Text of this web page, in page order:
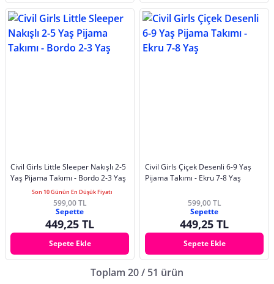
Civil Girls Little Sleeper Nakışlı 2-5
Yaş Pijama Takımı - Bordo 2-3 Yaş
Son 10 Günün En Düşük Fiyatı
599,00 TL
Sepette
449,25 TL
Sepete Ekle
Civil Girls Çiçek Desenli 6-9 Yaş
Pijama Takımı - Ekru 7-8 Yaş
599,00 TL
Sepette
449,25 TL
Sepete Ekle
Toplam 20 / 51 ürün